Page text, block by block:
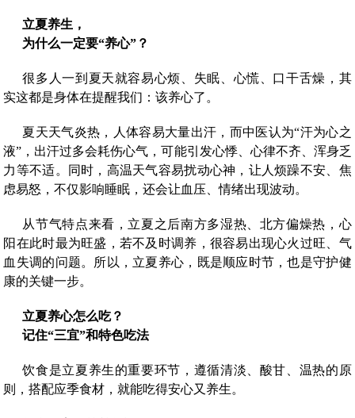
立夏养生，
为什么一定要“养心”？
很多人一到夏天就容易心烦、失眠、心慌、口干舌燥，其
实这都是身体在提醒我们：该养心了。
夏天天气炎热，人体容易大量出汗，而中医认为“汗为心之
液”，出汗过多会耗伤心气，可能引发心悸、心律不齐、浑身乏
力等不适。同时，高温天气容易扰动心神，让人烦躁不安、焦
虑易怒，不仅影响睡眠，还会让血压、情绪出现波动。
从节气特点来看，立夏之后南方多湿热、北方偏燥热，心
阳在此时最为旺盛，若不及时调养，很容易出现心火过旺、气
血失调的问题。所以，立夏养心，既是顺应时节，也是守护健
康的关键一步。
立夏养心怎么吃？
记住“三宜”和特色吃法
饮食是立夏养生的重要环节，遵循清淡、酸甘、温热的原
则，搭配应季食材，就能吃得安心又养生。